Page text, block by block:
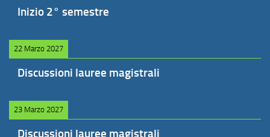
Inizio 2° semestre
22 Marzo 2027
Discussioni lauree magistrali
23 Marzo 2027
Discussioni lauree magistrali